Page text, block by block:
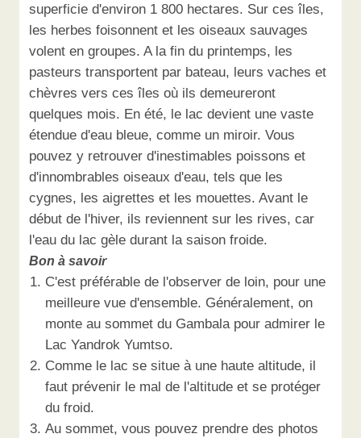
superficie d'environ 1 800 hectares. Sur ces îles,
les herbes foisonnent et les oiseaux sauvages
volent en groupes. A la fin du printemps, les
pasteurs transportent par bateau, leurs vaches et
chèvres vers ces îles où ils demeureront
quelques mois. En été, le lac devient une vaste
étendue d'eau bleue, comme un miroir. Vous
pouvez y retrouver d'inestimables poissons et
d'innombrables oiseaux d'eau, tels que les
cygnes, les aigrettes et les mouettes. Avant le
début de l'hiver, ils reviennent sur les rives, car
l'eau du lac gèle durant la saison froide.
Bon à savoir
C'est préférable de l'observer de loin, pour une
meilleure vue d'ensemble. Généralement, on
monte au sommet du Gambala pour admirer le
Lac Yandrok Yumtso.
Comme le lac se situe à une haute altitude, il
faut prévenir le mal de l'altitude et se protéger
du froid.
Au sommet, vous pouvez prendre des photos